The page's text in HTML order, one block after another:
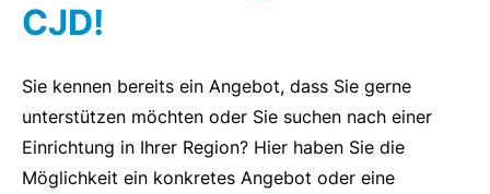
CJD!
Sie kennen bereits ein Angebot, dass Sie gerne
unterstützen möchten oder Sie suchen nach einer
Einrichtung in Ihrer Region? Hier haben Sie die
Möglichkeit ein konkretes Angebot oder eine